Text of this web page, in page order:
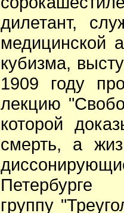
дилетант,
медицинской
кубизма,
1909 году
лекцию
которой
смерть, а
Петербурге
группу